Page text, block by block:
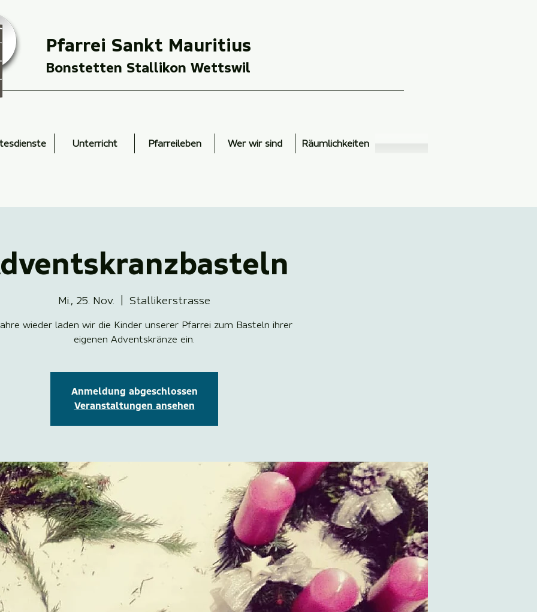
Pfarrei Sankt Mauritius
Bonstetten Stallikon Wettswil
Unterricht Pfarreileben Wer wir sind Räumlichkeiten
Mi., 25. Nov. Stallikerstrasse
wieder laden wir die Kinder unserer Pfarrei zum Basteln ihrer
eigenen Adventskränze ein.
Anmeldung abgeschlossen
Veranstaltungen ansehen